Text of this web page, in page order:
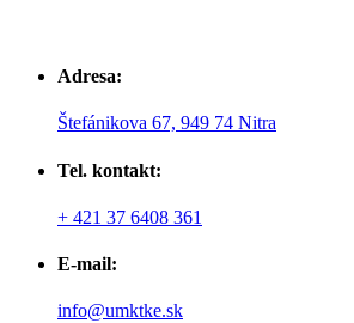
Adresa:
Štefánikova 67, 949 74 Nitra
Tel. kontakt:
+ 421 37 6408 361
E-mail:
info@umktke.sk